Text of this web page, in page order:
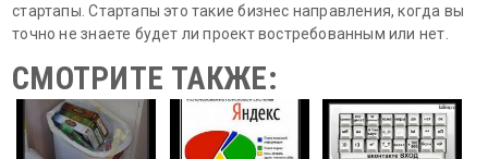
стартапы. Стартапы это такие бизнес направления, когда вы
точно не знаете будет ли проект востребованным или нет.
СМОТРИТЕ ТАКЖЕ: